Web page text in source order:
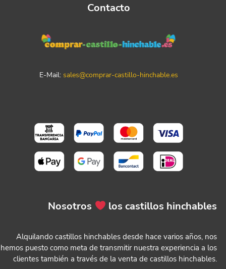
Contacto
E-Mail: sales@comprar-castillo-hinchable.es
Nosotros los castillos hinchables
Alquilando castillos hinchables desde hace varios años, nos
hemos puesto como meta de transmitir nuestra experiencia a los
clientes también a través de la venta de castillos hinchables.